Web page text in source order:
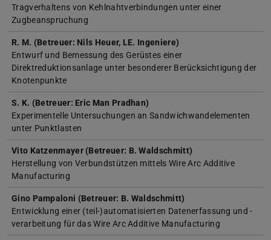
Tragverhaltens von Kehlnahtverbindungen unter einer
Zugbeanspruchung
R. M. (Betreuer: Nils Heuer, LE. Ingeniere)
Entwurf und Bemessung des Gerüstes einer
Direktreduktionsanlage unter besonderer Berücksichtigung der
Knotenpunkte
S. K. (Betreuer: Eric Man Pradhan)
Experimentelle Untersuchungen an Sandwichwandelementen
unter Punktlasten
Vito Katzenmayer (Betreuer: B. Waldschmitt)
Herstellung von Verbundstützen mittels Wire Arc Additive
Manufacturing
Gino Pampaloni (Betreuer: B. Waldschmitt)
Entwicklung einer (teil-)automatisierten Datenerfassung und -
verarbeitung für das Wire Arc Additive Manufacturing